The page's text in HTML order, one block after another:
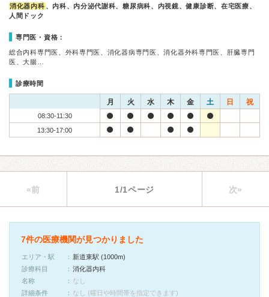
消化器内科 、内科、内分泌代謝科、糖尿病科、内視鏡、健康診断、在宅医療、
人間ドック
専門医・資格：
総合内科専門医、外科専門医、消化器病専門医、消化器外科専門医、肝臓専門
医、大腸…
診療時間
月 火 水 木 金 土 日 祝
08:30-11:30
13:30-17:00
«前 1/1ページ 次»
7件の医療機関が見つかりました
エリア・駅
新道東駅 (1000m)
診療科目
消化器内科
名称
なし
詳細条件
なし (曜日や時間帯を指定できます)